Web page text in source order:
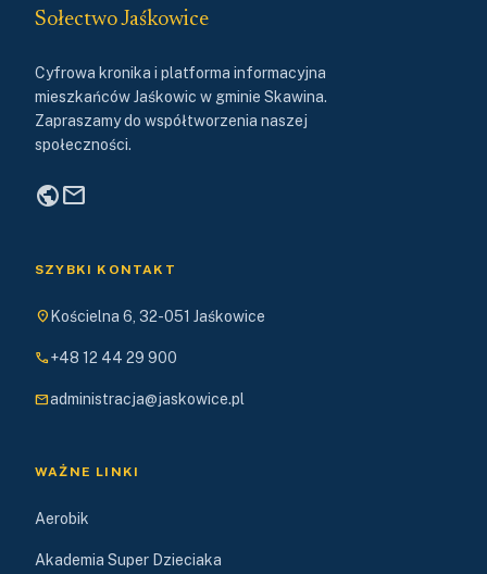
Sołectwo Jaśkowice
Cyfrowa kronika i platforma informacyjna
mieszkańców Jaśkowic w gminie Skawina.
Zapraszamy do współtworzenia naszej
społeczności.
publicmail
SZYBKI KONTAKT
location_on Kościelna 6, 32-051 Jaśkowice
phone+48 12 44 29 900
mailadministracja@jaskowice.pl
WAŻNE LINKI
Aerobik
Akademia Super Dzieciaka